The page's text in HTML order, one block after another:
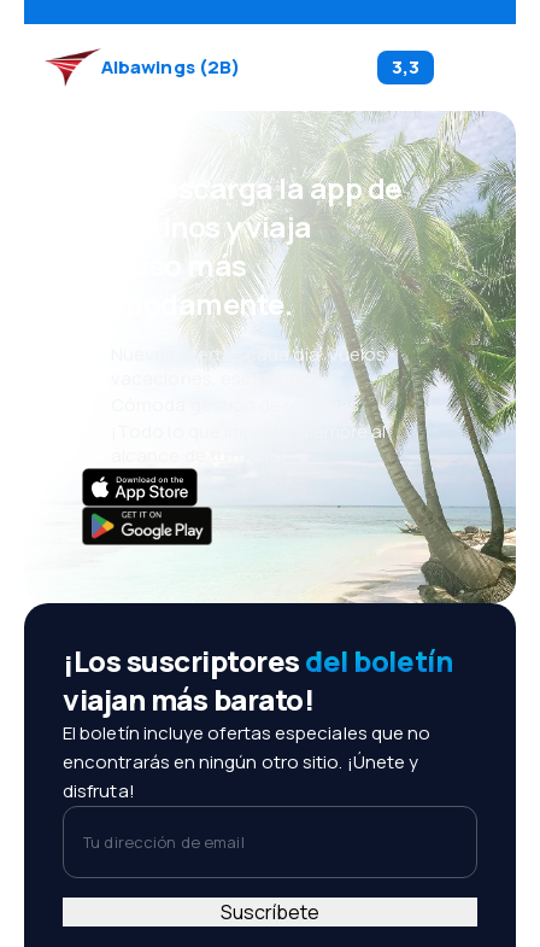
Albawings(2B) 3,3
¡Eh! Descarga la app de
eDestinos y viaja
incluso más
cómodamente.
Nuevas ofertas cada día: vuelos,
vacaciones, escapadas
Cómoda gestión de reservas
¡Todo lo que importa, siempre al
¡Los suscriptoresdel boletín
viajan más barato!
El boletín incluye ofertas especiales que no
encontrarás en ningún otro sitio. ¡Únete y
disfruta!
Tu dirección de email
Suscríbete